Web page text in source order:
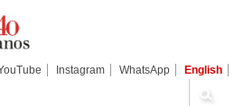
Instagram WhatsApp English